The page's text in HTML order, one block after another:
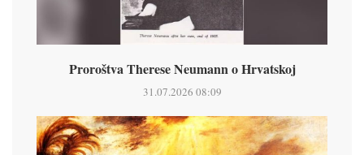
Proroštva Therese Neumann o Hrvatskoj
31.07.2026 08:09